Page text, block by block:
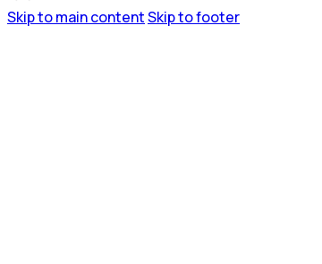
Skip to main contentSkip to footer